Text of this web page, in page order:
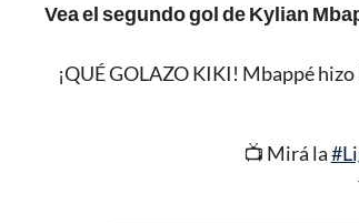
Vea el segundo gol de Kylian
¡QUÉ GOLAZO KIKI! Mbappé
📺 Mirá la